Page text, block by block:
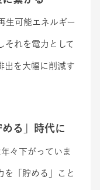
生可能エネルギー
それを電力として
出を大幅に削減す
る」時代に
々下がっていま
を「貯める」こと